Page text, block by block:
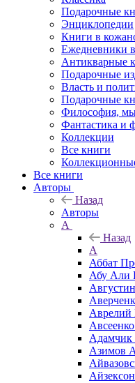
Подарочные
Энциклопедии
Книги в
Ежедневники
Антикварные
Подарочные
Власть и
Подарочные
Философия,
Фантастика и
Коллекции
Все книги
Все книги
Авторы
Назад
Авторы
А
Назад
А
Аббат
Абу Али
Аврелий
Азимов